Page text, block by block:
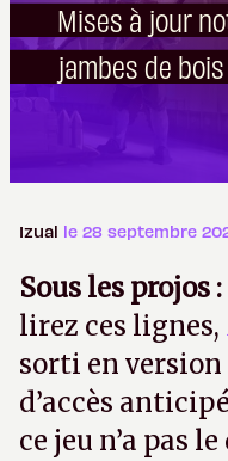
Mises à jour
jambes de bois
Izual le 28 septembre
Sous les projos
lirez ces lignes,
sorti en version
d’accès
ce jeu n’a pas